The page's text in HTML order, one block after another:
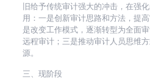
旧给予传统审计强大的冲击，在强
用：一是创新审计思路和方法，提
是改变工作模式，逐渐转型为全面
远程审计；三是推动审计人员思维
源。
三、现阶段